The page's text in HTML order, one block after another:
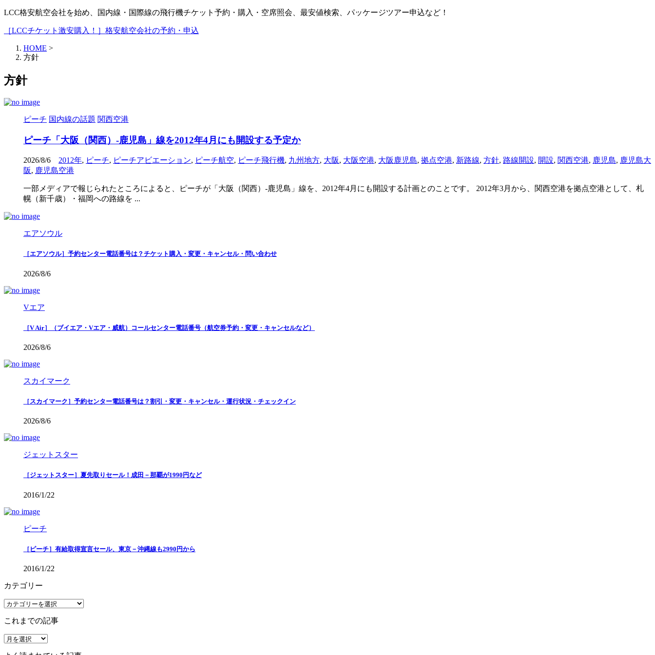
LCC格安航空会社を始め、国内線・国際線の飛行機チケット予約・購入・空席照会、最安値検索、パッケージツアー申込など！
［LCCチケット激安購入！］格安航空会社の予約・申込
HOME >
方針
方針
ピーチ 国内線の話題 関西空港
ピーチ「大阪（関西）‐鹿児島」線を2012年4月にも開設する予定か
2026/8/6 2012年, ピーチ, ピーチアビエーション, ピーチ航空, ピーチ飛行機, 九州地方, 大阪, 大阪空港, 大阪鹿児島, 拠点空港, 新路線, 方針, 路線開設, 開設, 関西空港, 鹿児島, 鹿児島大
阪, 鹿児島空港
一部メディアで報じられたところによると、ピーチが「大阪（関西）‐鹿児島」線を、2012年4月にも開設する計画とのことです。 2012年3月から、関西空港を拠点空港として、札
幌（新千歳）・福岡への路線を ...
エアソウル
［エアソウル］予約センター電話番号は？チケット購入・変更・キャンセル・問い合わせ
2026/8/6
Vエア
［V Air］（ブイエア・Vエア・威航）コールセンター電話番号（航空券予約・変更・キャンセルなど）
2026/8/6
スカイマーク
［スカイマーク］予約センター電話番号は？割引・変更・キャンセル・運行状況・チェックイン
2026/8/6
ジェットスター
［ジェットスター］夏先取りセール！成田－那覇が1990円など
2016/1/22
ピーチ
［ピーチ］有給取得宣言セール、東京－沖縄線も2990円から
2016/1/22
カテゴリー
カ
ゴ
リ
ー
これまでの記事
こ